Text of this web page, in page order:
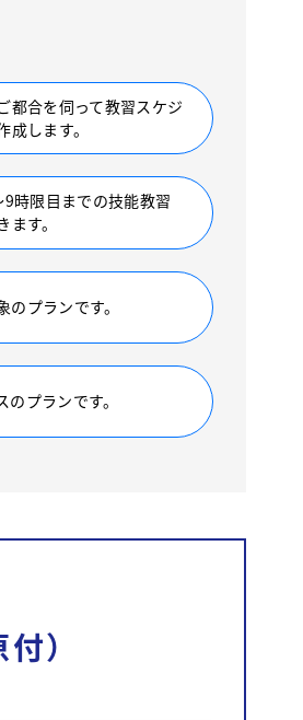
都合を伺って教習スケジ
成します。
9時限目までの技能教習
ます。
のプランです。
のプランです。
）